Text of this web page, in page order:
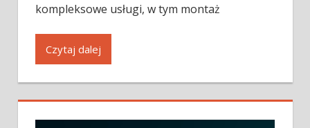
kompleksowe usługi, w tym montaż
Czytaj dalej